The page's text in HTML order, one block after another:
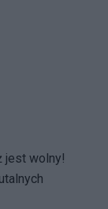
jest wolny!